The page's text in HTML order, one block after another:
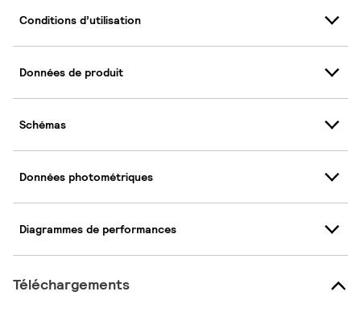
Conditions d’utilisation
Données de produit
Schémas
Données photométriques
Diagrammes de performances
Téléchargements